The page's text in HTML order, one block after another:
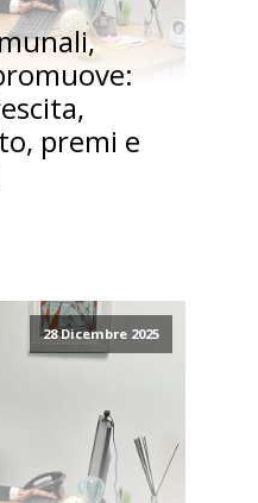
premi e
28 Dicembre 2025